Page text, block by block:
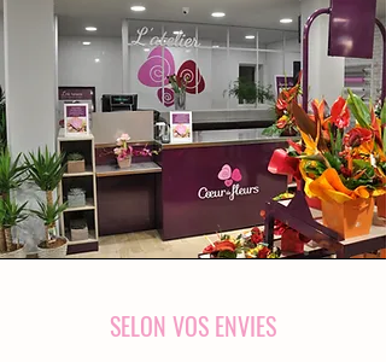
SELON VOS ENVIES